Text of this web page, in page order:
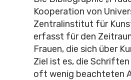
Kooperation von
Zentralinstitut für
erfasst für den
Frauen, die sich über
Ziel ist es, die
oft wenig beachteten